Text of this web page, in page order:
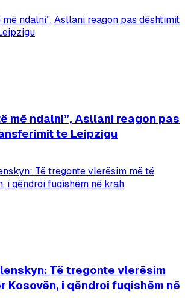
më ndalni”, Asllani reagon pas
te Leipzigu
Të tregonte vlerësim
Kosovën, i qëndroi fuqishëm në